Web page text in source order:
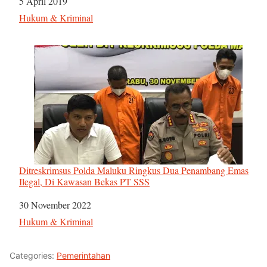
Sehubungan dengan
Hukum & Kriminal
Ditreskrimsus Polda Maluku Ringkus Dua Penambang Emas
Ilegal, Di Kawasan Bekas PT SSS
Tanggal
30 November 2022
Sehubungan dengan
Hukum & Kriminal
Categories: Pemerintahan